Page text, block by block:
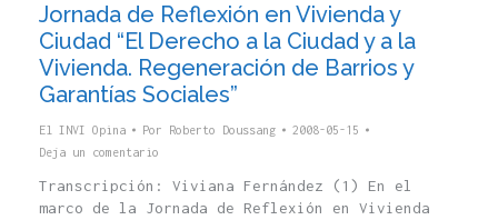
Jornada de Reflexión en Vivienda y
Ciudad “El Derecho a la Ciudad y a la
Vivienda. Regeneración de Barrios y
Garantías Sociales”
El INVI Opina Por Roberto Doussang
2008-05-15
Deja un comentario
Transcripción: Viviana Fernández (1) En el
marco de la Jornada de Reflexión en Vivienda